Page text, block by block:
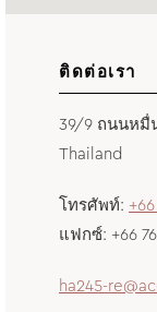
ติดต่อเรา
39/9 ถนนหมื่
Thailand
โทรศัพท์
แฟกซ์ +66
ha245-